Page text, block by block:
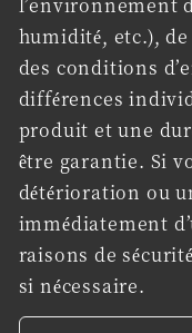
l’environnement
humidité, etc.),
des conditions
différences
produit et une
être garantie. Si
détérioration ou
immédiatement
raisons de
si nécessaire.